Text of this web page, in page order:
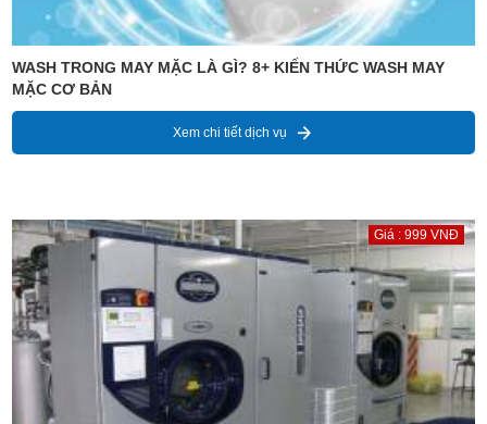
WASH TRONG MAY MẶC LÀ GÌ? 8+ KIẾN THỨC WASH MAY
MẶC CƠ BẢN
Xem chi tiết dịch vụ
Giá : 999 VNĐ